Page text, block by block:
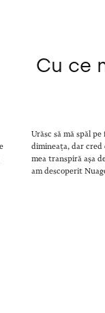
Cu ce
Urăsc să mă spăl
dimineața, dar cred
mea transpiră așa
am descoperit